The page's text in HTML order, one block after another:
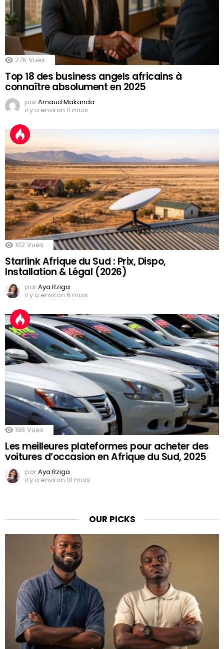
276 Vues
Top 18 des business angels africains à
connaître absolument en 2025
parArnaud Makanda
il y a environ 11 mois
102 Vues
Starlink Afrique du Sud : Prix, Dispo,
Installation & Légal (2026)
parAya Rziga
il y a environ 6 mois
198 Vues
Les meilleures plateformes pour acheter des
voitures d’occasion en Afrique du Sud, 2025
parAya Rziga
il y a environ 10 mois
OUR PICKS